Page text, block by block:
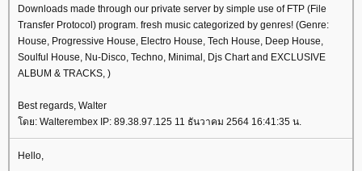
Downloads made through our private server by simple use of FTP (File
Transfer Protocol) program. fresh music categorized by genres! (Genre:
House, Progressive House, Electro House, Tech House, Deep House,
Soulful House, Nu-Disco, Techno, Minimal, Djs Chart and EXCLUSIVE
ALBUM & TRACKS, )
Best regards, Walter
โดย: Walterembex IP: 89.38.97.125 11 ธันวาคม 2564 16:41:35 น.
Hello,